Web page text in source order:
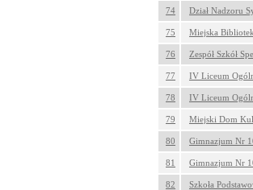
74 Dział Nadzoru
75 Miejska
76 Zespół Szkół
77 IV Liceum
78 IV Liceum
79 Miejski Dom
80 Gimnazjum Nr
81 Gimnazjum Nr
82 Szkoła